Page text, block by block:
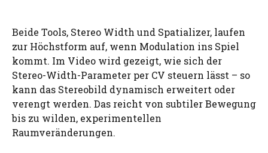
Beide Tools, Stereo Width und Spatializer, laufen
zur Höchstform auf, wenn Modulation ins Spiel
kommt. Im Video wird gezeigt, wie sich der
Stereo-Width-Parameter per CV steuern lässt – so
kann das Stereobild dynamisch erweitert oder
verengt werden. Das reicht von subtiler Bewegung
bis zu wilden, experimentellen
Raumveränderungen.